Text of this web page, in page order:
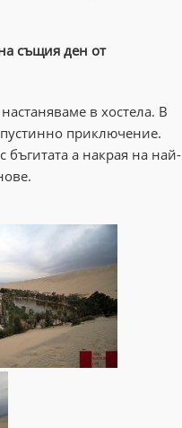
същия ден от
в хостела. В
приключение.
а накрая на най-